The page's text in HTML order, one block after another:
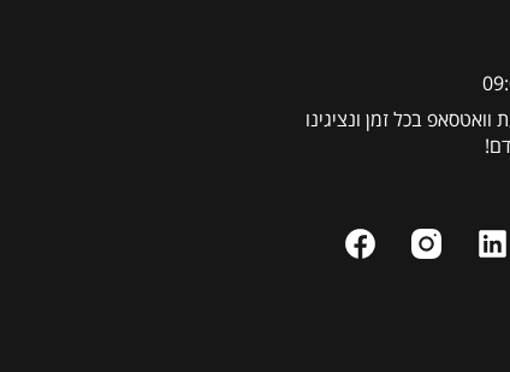
וואטסאפ בכל זמן ונציגינו